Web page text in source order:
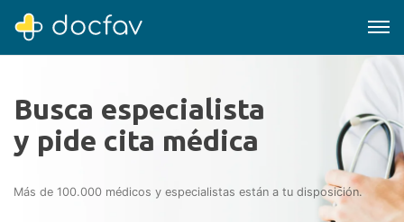
Software para clínicas
Busca especialista
y pide cita médica
Más de 100.000 médicos y especialistas están a tu disposición.